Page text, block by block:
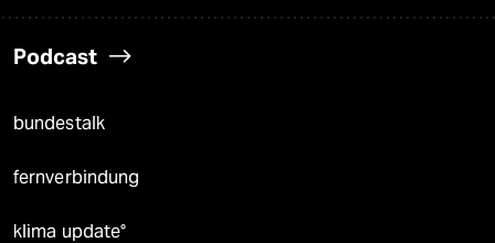
Podcast
bundestalk
fernverbindung
klima update°